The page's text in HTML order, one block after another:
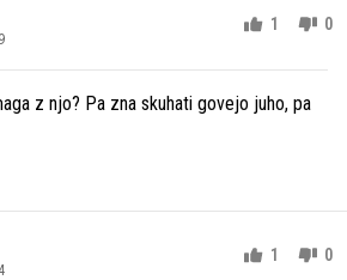
1 0
z njo? Pa zna skuhati govejo juho, pa
1 0